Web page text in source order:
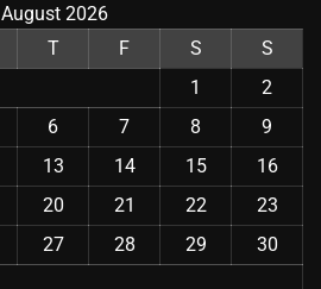
August 2026
T F S
S
1
2
6 7 8
9
13 14 15
16
20 21 22
23
27 28 29
30